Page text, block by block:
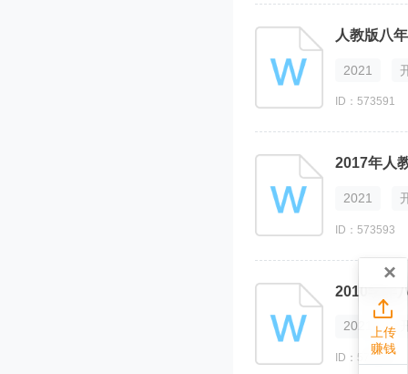
人教版八
2021
ID：573591
2017年人
2021
ID：573593
2010学年
2021
ID：573639
×

上传
赚钱